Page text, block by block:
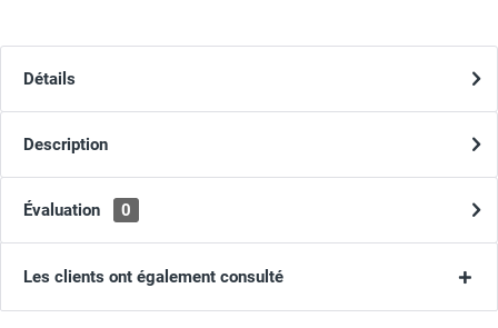
Détails
Description
Évaluation 0
Les clients ont également consulté